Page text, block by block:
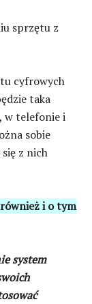
sprzętu z
cyfrowych
taka
w telefonie i
sobie
z nich
i o tym
system